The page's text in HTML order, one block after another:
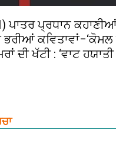
ਪਾਤਰ ਪ੍ਰਧਾਨ
ਭਰੀਆਂ
ਦੀ ਖੱਟੀ : ‘ਵਾਟ ਹਯਾਤੀ